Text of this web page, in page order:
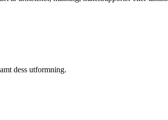
dess utformning.